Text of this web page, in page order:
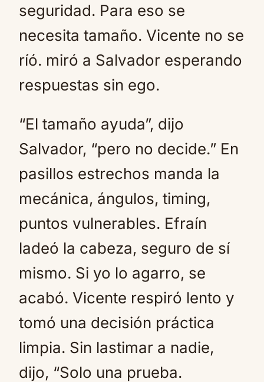
seguridad. Para eso se
necesita tamaño. Vicente no se
ríó. miró a Salvador esperando
respuestas sin ego.
“El tamaño ayuda”, dijo
Salvador, “pero no decide.” En
pasillos estrechos manda la
mecánica, ángulos, timing,
puntos vulnerables. Efraín
ladeó la cabeza, seguro de sí
mismo. Si yo lo agarro, se
acabó. Vicente respiró lento y
tomó una decisión práctica
limpia. Sin lastimar a nadie,
dijo, “Solo una prueba.